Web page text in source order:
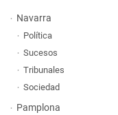
Navarra
Política
Sucesos
Tribunales
Sociedad
Pamplona